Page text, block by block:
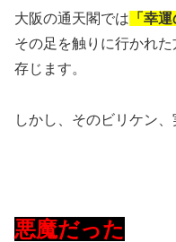
大阪の通天閣では 「幸
その足を触りに行かれ
存じます。
しかし、そのビリケン、
悪魔だった